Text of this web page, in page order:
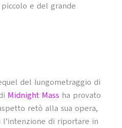
e del grande
del lungometraggio di
Midnight Mass ha provato
retò alla sua opera,
l’intenzione di riportare in